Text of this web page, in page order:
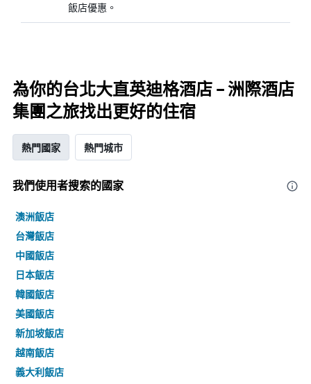
飯店優惠。
為你的台北大直英迪格酒店 – 洲際酒店
集團之旅找出更好的住宿
熱門國家 熱門城市
我們使用者搜索的國家
澳洲飯店
台灣飯店
中國飯店
日本飯店
韓國飯店
美國飯店
新加坡飯店
越南飯店
義大利飯店